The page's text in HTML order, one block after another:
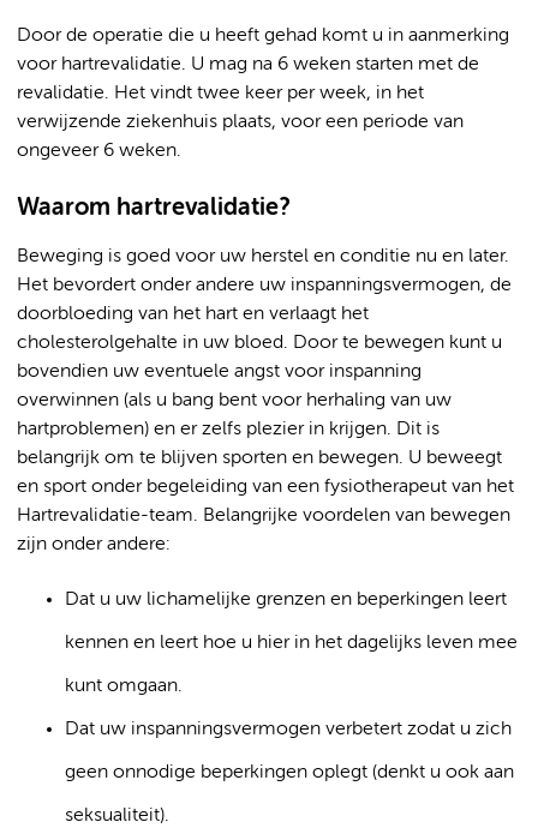
Door de operatie die u heeft gehad komt u in aanmerking
voor hartrevalidatie. U mag na 6 weken starten met de
revalidatie. Het vindt twee keer per week, in het
verwijzende ziekenhuis plaats, voor een periode van
ongeveer 6 weken.
Waarom hartrevalidatie?
Beweging is goed voor uw herstel en conditie nu en later.
Het bevordert onder andere uw inspanningsvermogen, de
doorbloeding van het hart en verlaagt het
cholesterolgehalte in uw bloed. Door te bewegen kunt u
bovendien uw eventuele angst voor inspanning
overwinnen (als u bang bent voor herhaling van uw
hartproblemen) en er zelfs plezier in krijgen. Dit is
belangrijk om te blijven sporten en bewegen. U beweegt
en sport onder begeleiding van een fysiotherapeut van het
Hartrevalidatie-team. Belangrijke voordelen van bewegen
zijn onder andere:
Dat u uw lichamelijke grenzen en beperkingen leert
kennen en leert hoe u hier in het dagelijks leven mee
kunt omgaan.
Dat uw inspanningsvermogen verbetert zodat u zich
geen onnodige beperkingen oplegt (denkt u ook aan
seksualiteit).